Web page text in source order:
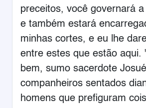
preceitos, você governará
e também estará
minhas cortes, e eu lhe
entre estes que estão aqui.
bem, sumo sacerdote
companheiros sentados
homens que prefiguram